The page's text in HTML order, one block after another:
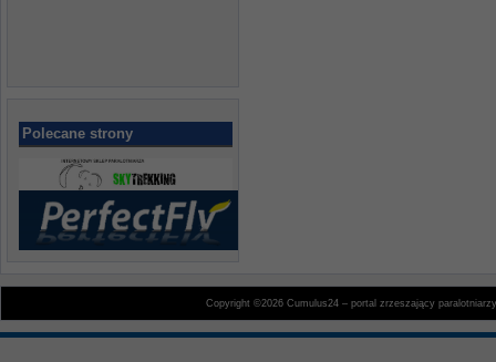
Polecane strony
Copyright ©2026 Cumulus24 – portal zrzeszający